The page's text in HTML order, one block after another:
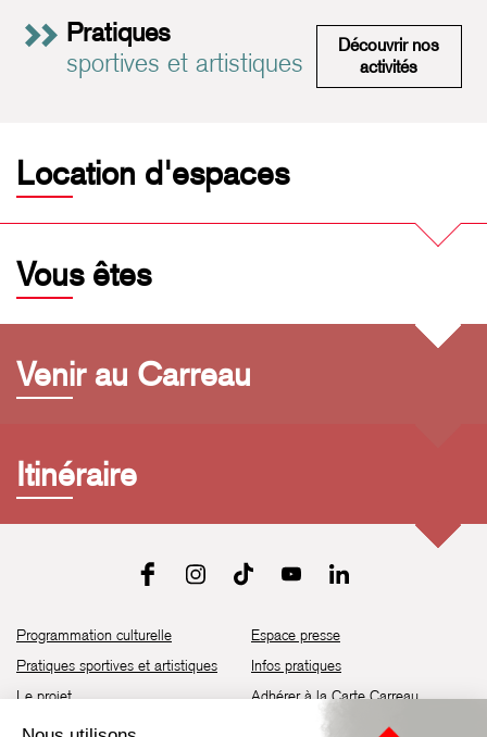
Pratiques
sportives et artistiques
Découvrir nos
activités
Location d'espaces
Vous êtes
Venir au Carreau
Itinéraire
Programmation culturelle
Pratiques sportives et artistiques
Le projet
Brochure de saison 25-26
Espace presse
Infos pratiques
Adhérer à la Carte Carreau